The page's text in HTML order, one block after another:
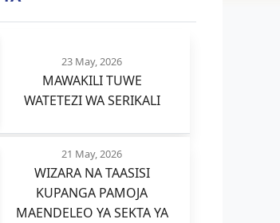
23 May, 2026
MAWAKILI TUWE
WATETEZI WA SERIKALI
21 May, 2026
WIZARA NA TAASISI
KUPANGA PAMOJA
MAENDELEO YA SEKTA YA